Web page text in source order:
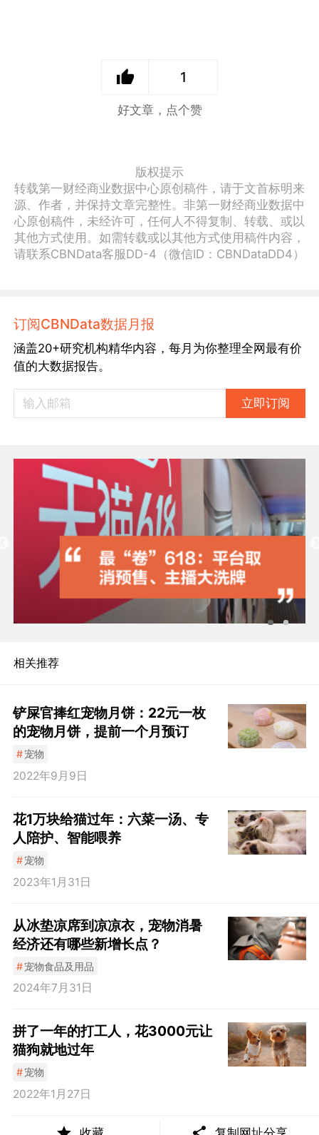
1
好文章，点个赞
版权提示
转载第一财经商业数据中心原创稿件，请于文首标明来
源、作者，并保持文章完整性。非第一财经商业数据中
心原创稿件，未经许可，任何人不得复制、转载、或以
其他方式使用。如需转载或以其他方式使用稿件内容，
请联系CBNData客服DD-4（微信ID：CBNDataDD4）
订阅CBNData数据月报
涵盖20+研究机构精华内容，每月为你整理全网最有价
值的大数据报告。
立即订阅
相关推荐
铲屎官捧红宠物月饼：22元一枚
的宠物月饼，提前一个月预订
#宠物
2022年9月9日
花1万块给猫过年：六菜一汤、专
人陪护、智能喂养
#宠物
2023年1月31日
从冰垫凉席到凉凉衣，宠物消暑
经济还有哪些新增长点？
#宠物食品及用品
2024年7月31日
拼了一年的打工人，花3000元让
猫狗就地过年
#宠物
2022年1月27日